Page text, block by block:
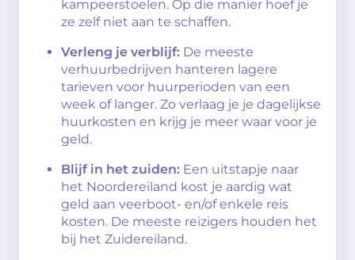
kampeerstoelen. Op die manier hoef je
ze zelf niet aan te schaffen.
Verleng je verblijf: De meeste
verhuurbedrijven hanteren lagere
tarieven voor huurperioden van een
week of langer. Zo verlaag je je dagelijkse
huurkosten en krijg je meer waar voor je
geld.
Blijf in het zuiden: Een uitstapje naar
het Noordereiland kost je aardig wat
geld aan veerboot- en/of enkele reis
kosten. De meeste reizigers houden het
bij het Zuidereiland.